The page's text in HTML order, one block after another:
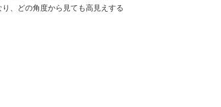
、どの角度から見ても高見えする